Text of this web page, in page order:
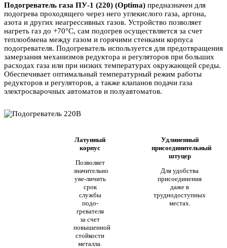
Подогреватель газа ПУ-1 (220) (Optima) предназначен для
подогрева проходящего через него углекислого газа, аргона,
азота и других неагрессивных газов. Устройство позволяет
нагреть газ до +70°С, сам подогрев осуществляется за счет
теплообмена между газом и горячими стенками корпуса
подогревателя. Подогреватель используется для предотвращения
замерзания механизмов редуктора и регуляторов при больших
расходах газа или при низких температурах окружающей среды.
Обеспечивает оптимальный температурный режим работы
редукторов и регуляторов, а также клапанов подачи газа
электросварочных автоматов и полуавтоматов.
Латунный
корпус
Позволяет
значительно
уве-личить
срок
службы
подо-
гревателя
за счет
повышенной
стойкости
металла.
Удлиненный
присоединительный
штуцер
Для удобства
присоединения
даже в
труднодоступных
местах.